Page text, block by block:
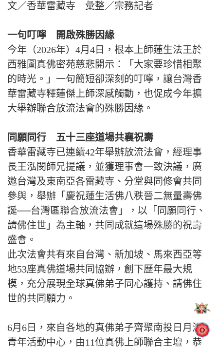
文／香華雷藏寺 彙整／宗務記者
一句叮嚀 開啟殊勝因緣
今年（2026年）4月4日，根本上師蓮生法王於
西雅圖真佛密苑慈悲開示：「大家要珍惜相聚
的時光。」一句簡短卻深刻的叮嚀，讓台灣香
華雷藏寺釋蓮傑上師深感觸動，也促成今年擴
大舉辦聯合放流法會的殊勝因緣。
同願同行 五十三座道場共襄祝壽
香華雷藏寺已連續42年舉辦放流法會，經理事
長王泓閔師兄提議，並獲理事會一致決議，廣
邀台灣及東南亞各雷藏寺、分堂與同修會共同
參與，舉辦「慶祝蓮生活佛八秩晉二無量壽佛
誕──台灣區聯合放流法會」，以「同願同行、
請佛住世」為主軸，共同成就這場殊勝的祝壽
盛會。
此次法會共有來自台灣、新加坡、馬來西亞等
地53座真佛道場共同協辦，創下歷年最大規
模，充分展現全球真佛弟子同心護持、請佛住
世的共同願力。
6月6日，來自各地的真佛弟子齊聚南投日月潭
青年活動中心，由11位真佛上師聯合主壇，恭